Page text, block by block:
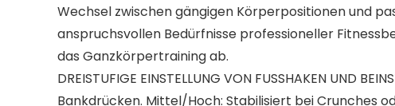
Wechsel zwischen gängigen Körperpositionen und
anspruchsvollen Bedürfnisse professioneller
das Ganzkörpertraining ab.
DREISTUFIGE EINSTELLUNG VON FUSSHAKEN UND
Bankdrücken. Mittel/Hoch: Stabilisiert bei Crunches